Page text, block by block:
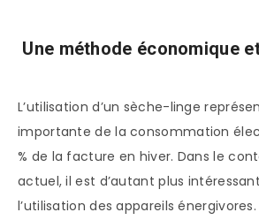
Une méthode économique
L’utilisation d’un sèche-linge
importante de la consommation
% de la facture en hiver. Dans le
actuel, il est d’autant plus
l’utilisation des appareils